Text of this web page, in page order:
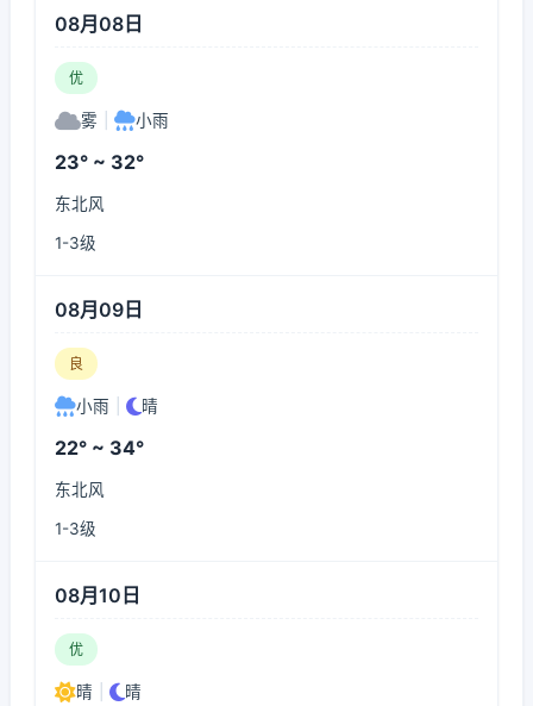
08月08日
优
雾 小雨
23° ~ 32°
东北风
1-3级
08月09日
良
小雨 晴
22° ~ 34°
东北风
1-3级
08月10日
优
晴 晴